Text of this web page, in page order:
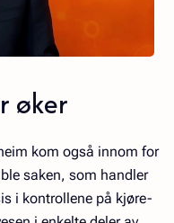
øker
kom også innom for
saken, som handler
i kontrollene på kjøre-